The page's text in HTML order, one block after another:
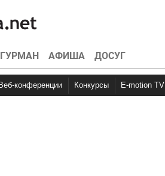
ГУРМАН АФИША ДОСУГ
Веб-конференции Конкурсы E-motion TV